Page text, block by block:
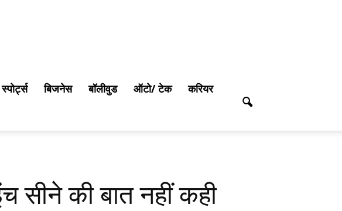
स्पोर्ट्स बिजनेस बॉलीवुड ऑटो/ टेक
करियर
सीने की बात नहीं कही